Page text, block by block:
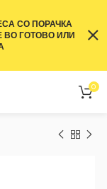
0
СО ПОРАЧКА
ВО ГОТОВО ИЛИ